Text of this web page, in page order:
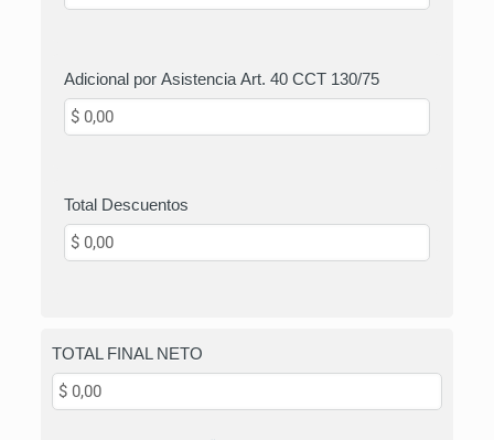
Adicional por Asistencia Art. 40 CCT 130/75
Total Descuentos
TOTAL FINAL NETO